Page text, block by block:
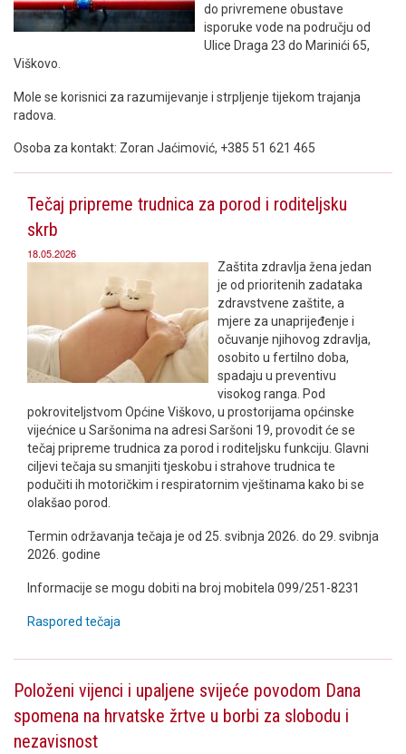
do privremene obustave
isporuke vode na području od
Ulice Draga 23 do Marinići 65,
Viškovo.
Mole se korisnici za razumijevanje i strpljenje tijekom trajanja
radova.
Osoba za kontakt: Zoran Jaćimović, +385 51 621 465
Tečaj pripreme trudnica za porod i roditeljsku
skrb
18.05.2026
Zaštita zdravlja žena jedan
je od prioritenih zadataka
zdravstvene zaštite, a
mjere za unaprijeđenje i
očuvanje njihovog zdravlja,
osobito u fertilno doba,
spadaju u preventivu
visokog ranga. Pod
pokroviteljstvom Općine Viškovo, u prostorijama općinske
vijećnice u Saršonima na adresi Saršoni 19, provodit će se
tečaj pripreme trudnica za porod i roditeljsku funkciju. Glavni
ciljevi tečaja su smanjiti tjeskobu i strahove trudnica te
podučiti ih motoričkim i respiratornim vještinama kako bi se
olakšao porod.
Termin održavanja tečaja je od 25. svibnja 2026. do 29. svibnja
2026. godine
Informacije se mogu dobiti na broj mobitela 099/251-8231
Raspored tečaja
Položeni vijenci i upaljene svijeće povodom Dana
spomena na hrvatske žrtve u borbi za slobodu i
nezavisnost